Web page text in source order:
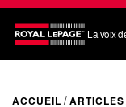
La voix
ACCUEIL ARTICLES